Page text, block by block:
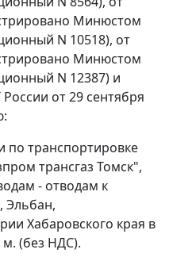
Минюстом
N 10518), от
Минюстом
N 12387) и
от 29 сентября
по транспортировке
трансгаз Томск",
- отводам к
Эльбан,
Хабаровского края в
м. (без НДС).